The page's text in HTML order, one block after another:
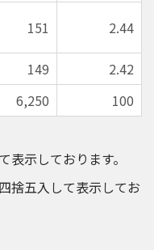
151 2.44
149
2.42
6,250
100
表示しております。
捨五入して表示してお